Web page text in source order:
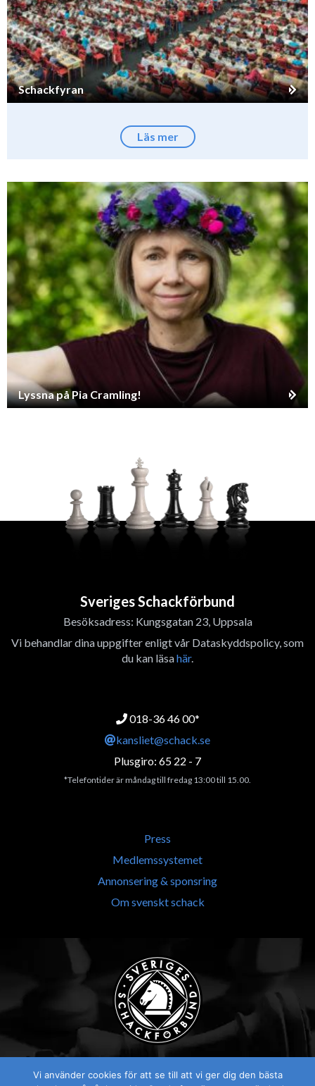
Schackfyran
Läs mer
Lyssna på Pia Cramling!
Sveriges Schackförbund
Besöksadress: Kungsgatan 23, Uppsala
Vi behandlar dina uppgifter enligt vår Dataskyddspolicy, som
du kan läsahär.
018-36 46 00*
kansliet@schack.se
Plusgiro: 65 22 - 7
*Telefontider är måndag till fredag 13:00 till 15.00.
Press
Medlemssystemet
Annonsering & sponsring
Om svenskt schack
Vi använder cookies för att se till att vi ger dig den bästa